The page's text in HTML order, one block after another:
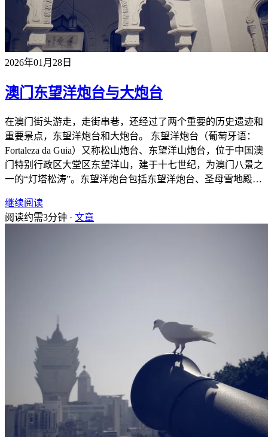
2026年01月28日
澳门东望洋炮台与大炮台
在澳门街头游走，走街串巷，还经过了两个重要的历史遗迹和
重要景点，东望洋炮台和大炮台。 东望洋炮台（葡萄牙语：
Fortaleza da Guia）又称松山炮台、东望洋山炮台，位于中国澳
门特别行政区大堂区东望洋山，建于十七世纪，为澳门八景之
一的“灯塔松涛”。东望洋炮台包括东望洋炮台、圣母雪地殿…
继续阅读
阅读约需3分钟 · 文章